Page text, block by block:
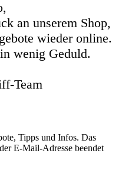
an unserem Shop,
wieder online.
wenig Geduld.
Team
Tipps und Infos. Das
E-Mail-Adresse beendet